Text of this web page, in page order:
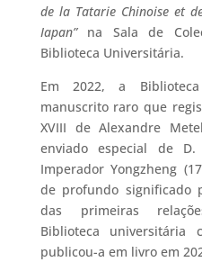
de la Tatarie Chinoise et
Iapan”na Sala de
Biblioteca Universitária.
Em 2022, a
manuscrito raro que
XVIII de Alexandre
enviado especial de
Imperador Yongzheng
de profundo significado
das primeiras
Biblioteca universitária
publicou-a em livro em